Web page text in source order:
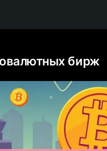
бирж